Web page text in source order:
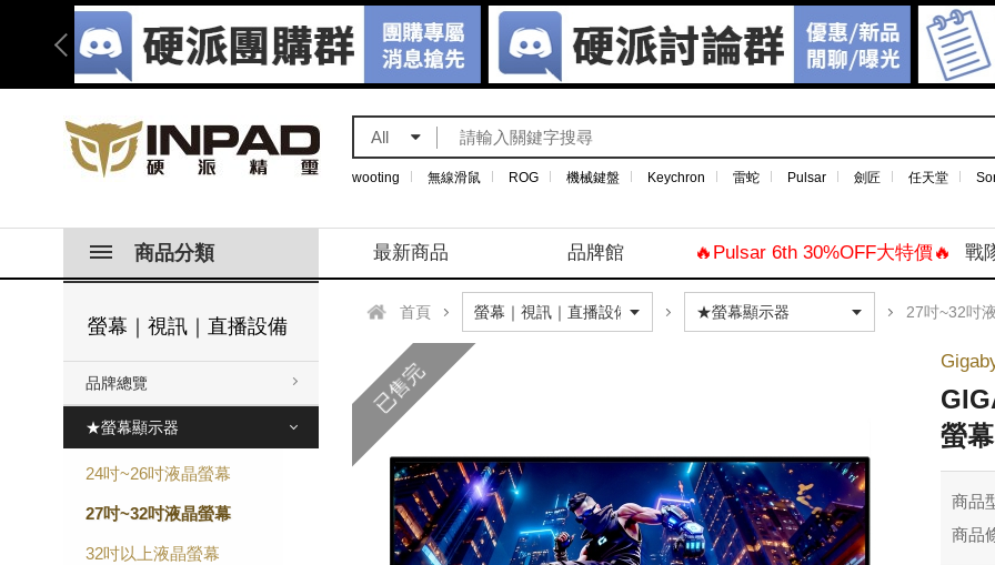
All
wooting 無線滑鼠 ROG 機械鍵盤 Keychron 雷蛇 Pulsar 劍匠 任天堂
商品分類 最新商品 品牌館 🔥Pulsar 6th 30%OFF大特價🔥 戰
螢幕｜視訊｜直播設備
品牌總覽
★螢幕顯示器
24吋~26吋液晶螢幕
27吋~32吋液晶螢幕
32吋以上液晶螢幕
首頁 27吋~32吋
已售完
螢幕
商品
商品